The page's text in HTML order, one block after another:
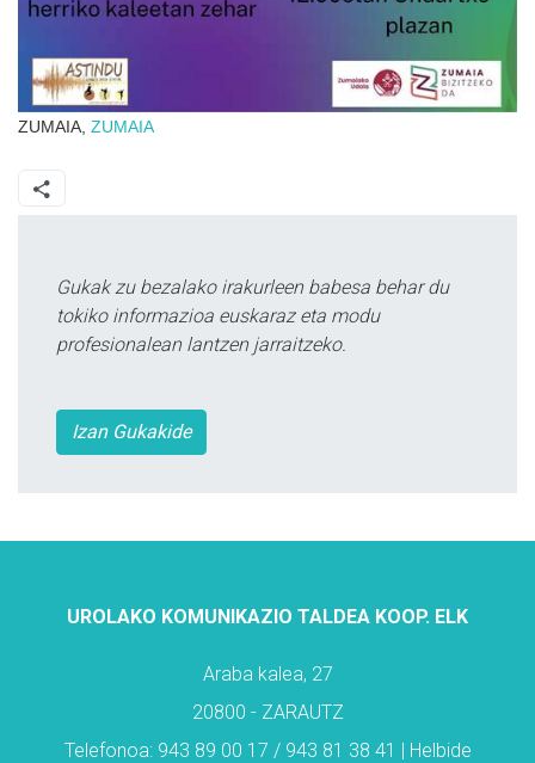
ZUMAIA, ZUMAIA
Gukak zu bezalako irakurleen babesa behar du
tokiko informazioa euskaraz eta modu
profesionalean lantzen jarraitzeko.
Izan Gukakide
UROLAKO KOMUNIKAZIO TALDEA KOOP. ELK
Araba kalea, 27
20800 - ZARAUTZ
Telefonoa: 943 89 00 17 / 943 81 38 41 | Helbide